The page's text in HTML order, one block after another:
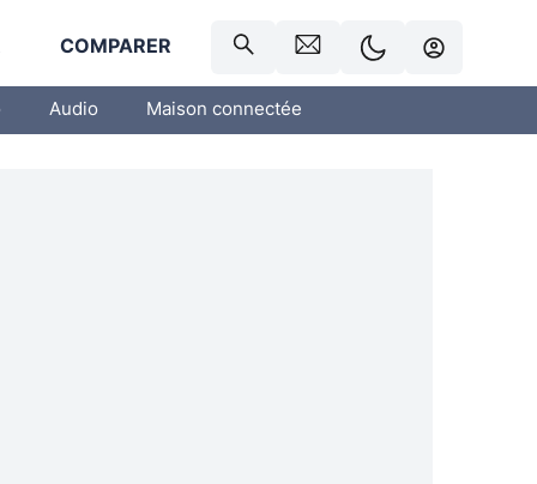
COMPARER
Audio Maison connectée